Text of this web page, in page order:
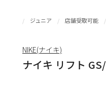
ジュニア 店舗受取可能
ナイキ リフト
NIKE(ナイキ)